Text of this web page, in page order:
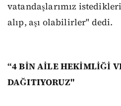
vatandaşlarımız
alıp, aşı olabilirler" dedi.
“4 BİN AİLE HEKİMLİĞİ
DAĞITIYORUZ"